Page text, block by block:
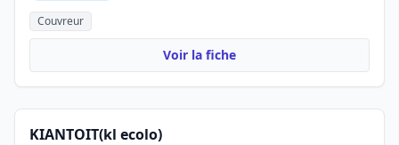
Couvreur
Voir la fiche
KIANTOIT(kl ecolo)